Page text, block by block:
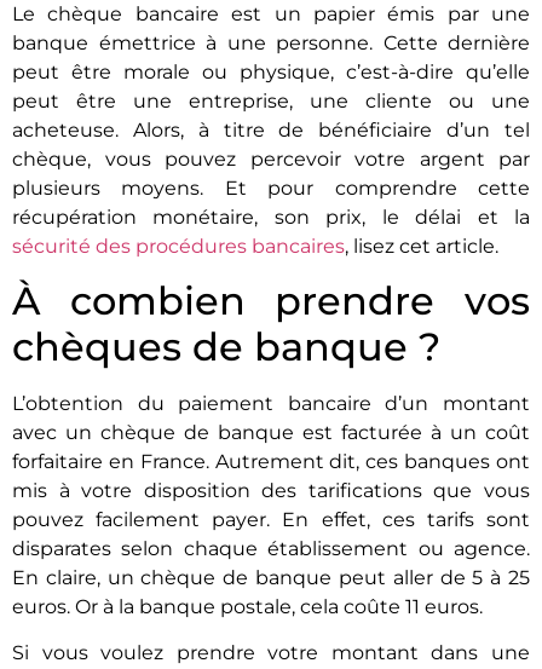
Le chèque bancaire est un papier émis par une
banque émettrice à une personne. Cette dernière
peut être morale ou physique, c’est-à-dire qu’elle
peut être une entreprise, une cliente ou une
acheteuse. Alors, à titre de bénéficiaire d’un tel
chèque, vous pouvez percevoir votre argent par
plusieurs moyens. Et pour comprendre cette
récupération monétaire, son prix, le délai et la
sécurité des procédures bancaires, lisez cet article.
À combien prendre vos
chèques de banque ?
L’obtention du paiement bancaire d’un montant
avec un chèque de banque est facturée à un coût
forfaitaire en France. Autrement dit, ces banques ont
mis à votre disposition des tarifications que vous
pouvez facilement payer. En effet, ces tarifs sont
disparates selon chaque établissement ou agence.
En claire, un chèque de banque peut aller de 5 à 25
euros. Or à la banque postale, cela coûte 11 euros.
Si vous voulez prendre votre montant dans une